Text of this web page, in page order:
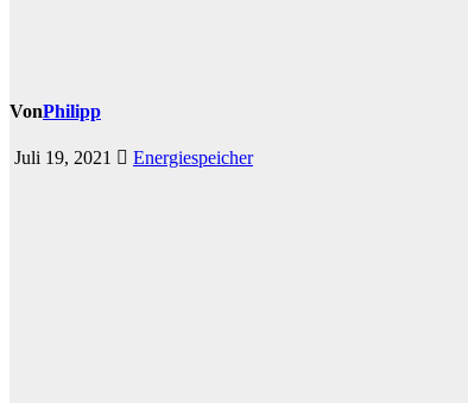
VonPhilipp
Juli 19, 2021 Energiespeicher